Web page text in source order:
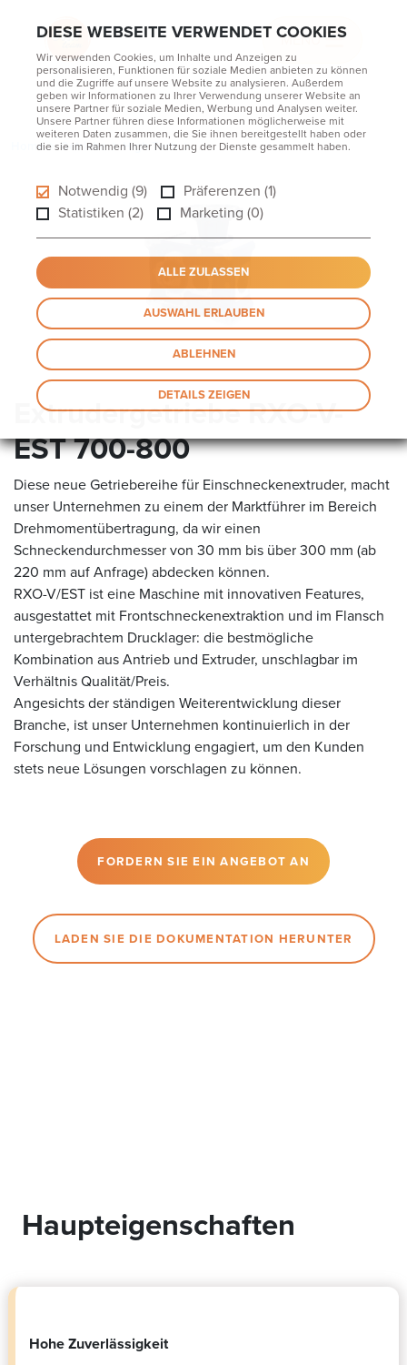
DIESE WEBSEITE VERWENDET COOKIES
Wir verwenden Cookies, um Inhalte und Anzeigen zu
personalisieren, Funktionen für soziale Medien anbieten zu können
und die Zugriffe auf unsere Website zu analysieren. Außerdem
geben wir Informationen zu Ihrer Verwendung unserer Website an
unsere Partner für soziale Medien, Werbung und Analysen weiter.
Unsere Partner führen diese Informationen möglicherweise mit
weiteren Daten zusammen, die Sie ihnen bereitgestellt haben oder
die sie im Rahmen Ihrer Nutzung der Dienste gesammelt haben.
Notwendig (9)
Präferenzen (1)
Statistiken (2)
Marketing (0)
ALLE ZULASSEN
AUSWAHL ERLAUBEN
ABLEHNEN
DETAILS ZEIGEN
MENU
Home Getriebe High Tech ExtrudergetriebeRXO-V-EST 700-800
Extrudergetriebe RXO-V-
EST 700-800
Diese neue Getriebereihe für Einschneckenextruder, macht
unser Unternehmen zu einem der Marktführer im Bereich
Drehmomentübertragung, da wir einen
Schneckendurchmesser von 30 mm bis über 300 mm (ab
220 mm auf Anfrage) abdecken können.
RXO-V/EST ist eine Maschine mit innovativen Features,
ausgestattet mit Frontschneckenextraktion und im Flansch
untergebrachtem Drucklager: die bestmögliche
Kombination aus Antrieb und Extruder, unschlagbar im
Verhältnis Qualität/Preis.
Angesichts der ständigen Weiterentwicklung dieser
Branche, ist unser Unternehmen kontinuierlich in der
Forschung und Entwicklung engagiert, um den Kunden
stets neue Lösungen vorschlagen zu können.
FORDERN SIE EIN ANGEBOT AN
LADEN SIE DIE DOKUMENTATION HERUNTER
Haupteigenschaften
Hohe Zuverlässigkeit